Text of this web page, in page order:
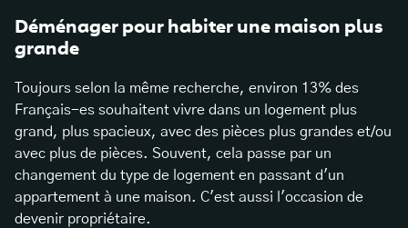
Déménager pour habiter une maison plus
grande
Toujours selon la même recherche, environ 13% des
Français-es souhaitent vivre dans un logement plus
grand, plus spacieux, avec des pièces plus grandes et/ou
avec plus de pièces. Souvent, cela passe par un
changement du type de logement en passant d'un
appartement à une maison. C'est aussi l'occasion de
devenir propriétaire.